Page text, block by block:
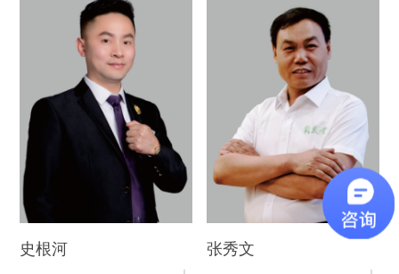
史根河 张秀文